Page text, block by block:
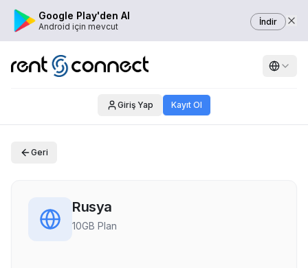
Google Play'den Al
Android için mevcut İndir
Giriş Yap Kayıt Ol
Geri
Rusya
10GB Plan